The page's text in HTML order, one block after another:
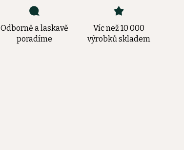
Odborně a laskavě
poradíme
Víc než 10 000
výrobků skladem